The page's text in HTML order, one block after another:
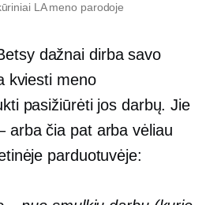
LA meno parodoje
dažnai dirba savo
kviesti meno
pasižiūrėti jos darbų. Jie
arbačia pat arba vėliau
parduotuvėje: